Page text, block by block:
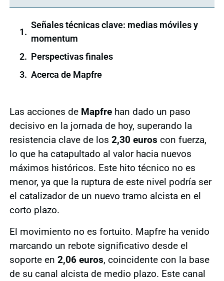
Señales técnicas clave: medias móviles y
momentum
Perspectivas finales
Acerca de Mapfre
Las acciones de Mapfrehan dado un paso
decisivo en la jornada de hoy, superando la
resistencia clave de los 2,30 euros con fuerza,
lo que ha catapultado al valor hacia nuevos
máximos históricos. Este hito técnico no es
menor, ya que la ruptura de este nivel podría ser
el catalizador de un nuevo tramo alcista en el
corto plazo.
El movimiento no es fortuito. Mapfre ha venido
marcando un rebote significativo desde el
soporte en 2,06 euros, coincidente con la base
de su canal alcista de medio plazo. Este canal